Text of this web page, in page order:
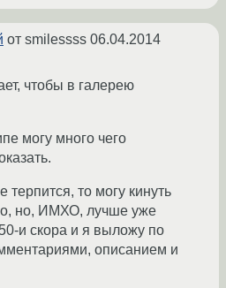
от smilessss 06.04.2014
чтобы в галерею
могу много чего
терпится, то могу кинуть
но, ИМХО, лучше уже
и скора и я выложу по
описанием и